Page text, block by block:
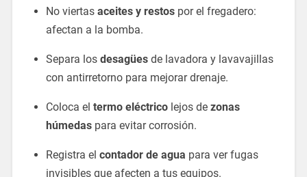
No viertas aceites y restospor el fregadero:
afectan a la bomba.
Separa los desagüesde lavadora y lavavajillas
con antirretorno para mejorar drenaje.
Coloca el termo eléctricolejos de zonas
húmedaspara evitar corrosión.
Registra el contador de agua para ver fugas
invisibles que afecten a tus equipos.